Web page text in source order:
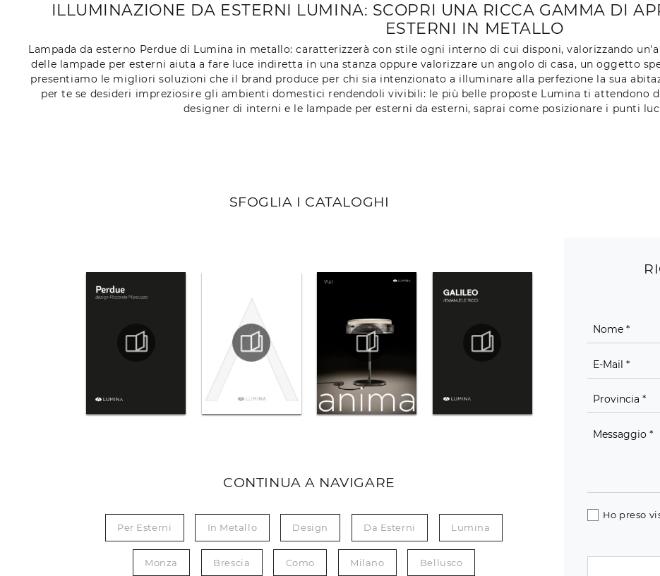
ILLUMINAZIONE DA ESTERNI LUMINA: SCOPRI UNA RICCA GAMMA DI
ESTERNI IN METALLO
Lampada da esterno Perdue di Lumina in metallo: caratterizzerà con stile ogni interno di cui disponi, valorizzando
delle lampade per esterni aiuta a fare luce indiretta in una stanza oppure valorizzare un angolo di casa, un oggetto
presentiamo le migliori soluzioni che il brand produce per chi sia intenzionato a illuminare alla perfezione la sua
per te se desideri impreziosire gli ambienti domestici rendendoli vivibili: le più belle proposte Lumina ti attendono
designer di interni e le lampade per esterni da esterni, saprai come posizionare i punti
SFOGLIA I CATALOGHI
CONTINUA A NAVIGARE
Per Esterni In Metallo Design Da Esterni Lumina
Monza Brescia Como Milano Bellusco
Ho preso